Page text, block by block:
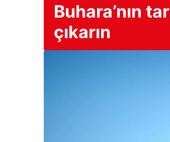
Buhara’nın
çıkarın